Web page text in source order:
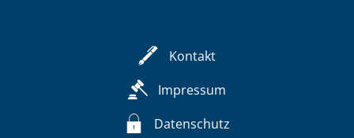
Kontakt
Impressum
Datenschutz